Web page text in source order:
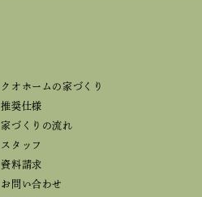
クオホームの家づくり
推奨仕様
家づくりの流れ
スタッフ
資料請求
お問い合わせ